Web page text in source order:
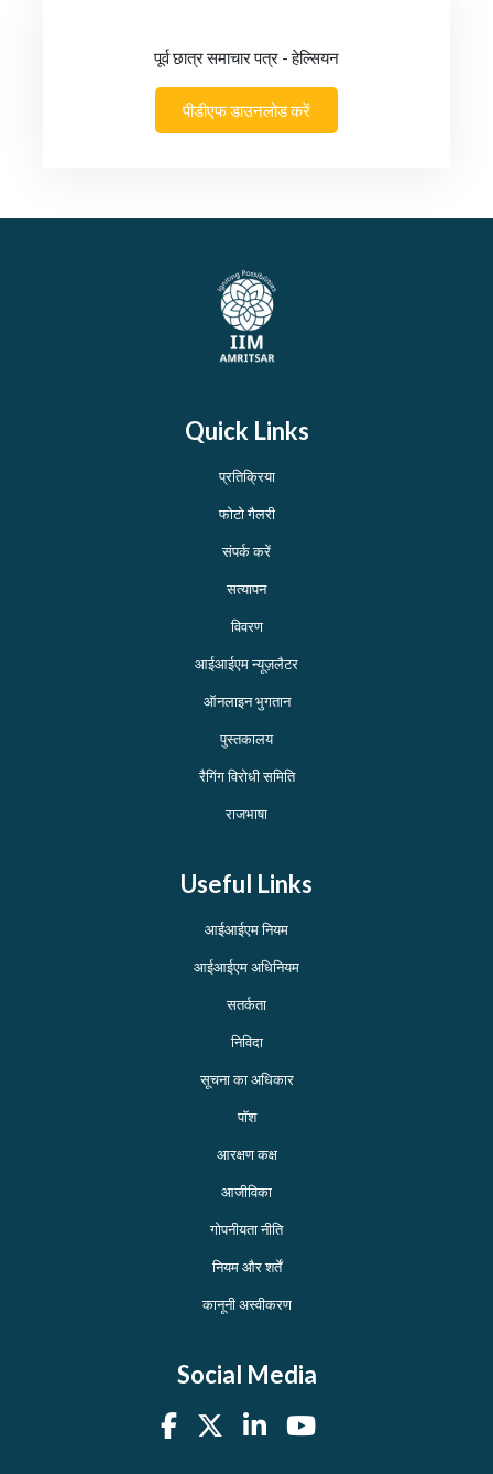
पूर्व छात्र समाचार पत्र - हेल्सियन
पीडीएफ डाउनलोड करें
Quick Links
प्रतिक्रिया
फोटो गैलरी
संपर्क करें
सत्यापन
विवरण
आईआईएम न्यूज़लैटर
ऑनलाइन भुगतान
पुस्तकालय
रैगिंग विरोधी समिति
राजभाषा
Useful Links
आईआईएम नियम
आईआईएम अधिनियम
सतर्कता
निविदा
सूचना का अधिकार
पॉश
आरक्षण कक्ष
आजीविका
गोपनीयता नीति
नियम और शर्तें
कानूनी अस्वीकरण
Social Media